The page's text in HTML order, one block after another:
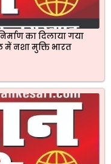
का दिलाया गया
नशा मुक्ति भारत